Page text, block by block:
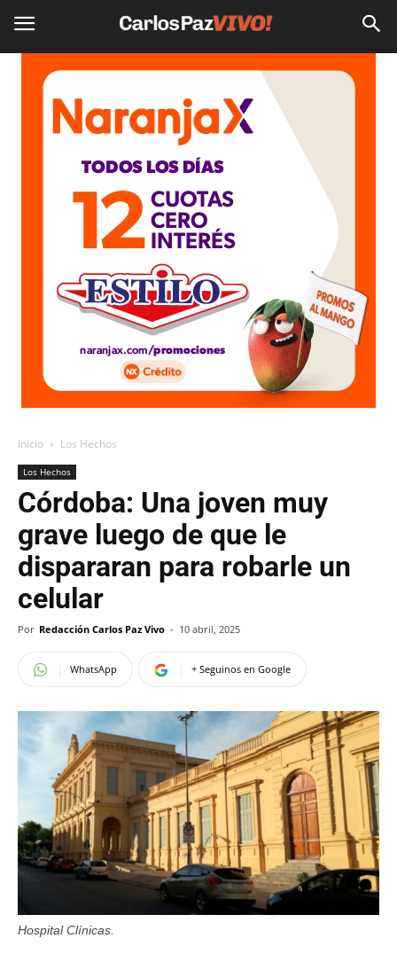
Inicio Los Hechos
Los Hechos
Córdoba: Una joven muy
grave luego de que le
dispararan para robarle un
celular
Por Redacción Carlos Paz Vivo - 10 abril, 2025
WhatsApp + Seguinos en Google
Hospital Clínicas.